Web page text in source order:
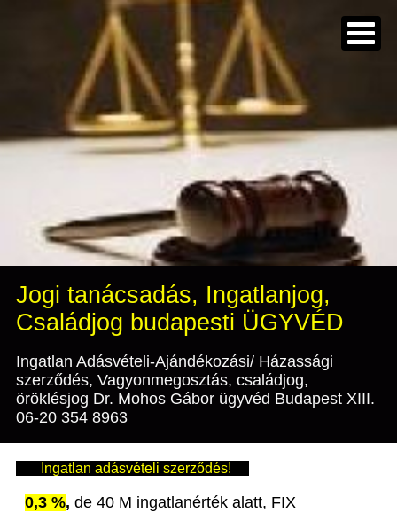
Jogi tanácsadás, Ingatlanjog,
Családjog budapesti ÜGYVÉD
Ingatlan Adásvételi-Ajándékozási/ Házassági
szerződés, Vagyonmegosztás, családjog,
öröklésjog Dr. Mohos Gábor ügyvéd Budapest XIII.
06-20 354 8963
Ingatlan adásvételi szerződés!
0,3 %, de 40 M ingatlanérték alatt, FIX